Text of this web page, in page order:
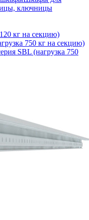
ключницы
кг на секцию)
750 кг на секцию)
SBL (нагрузка 750